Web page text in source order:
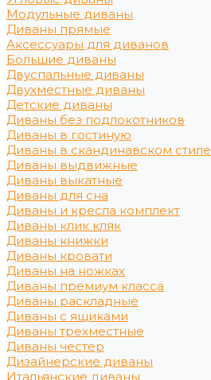
Модульные диваны
Диваны прямые
Аксессуары для диванов
Большие диваны
Двуспальные диваны
Двухместные диваны
Детские диваны
Диваны без подлокотников
Диваны в гостиную
Диваны в скандинавском стиле
Диваны выдвижные
Диваны выкатные
Диваны для сна
Диваны и кресла комплект
Диваны клик кляк
Диваны книжки
Диваны кровати
Диваны на ножках
Диваны премиум класса
Диваны раскладные
Диваны с ящиками
Диваны трехместные
Диваны честер
Дизайнерские диваны
Итальянские диваны